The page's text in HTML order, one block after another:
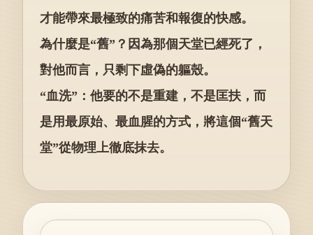
才能帶來最極致的痛苦和報復的快感。
為什麼是“舊”？因為那個天堂已經死了，
對他而言，只剩下虛偽的軀殼。
“血洗”：他要的不是重建，不是匡扶，而
是用最原始、最血腥的方式，將這個“舊天
堂”從物理上徹底抹去。